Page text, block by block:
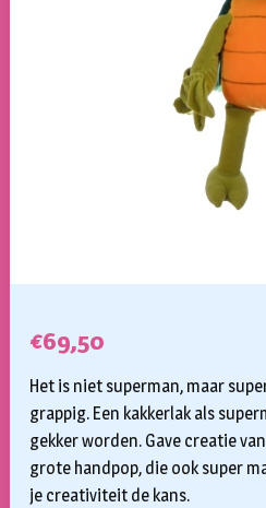
€69,50
Het is niet superman, maar
grappig. Een kakkerlak als
gekker worden. Gave creatie
grote handpop, die ook super
je creativiteit de kans.